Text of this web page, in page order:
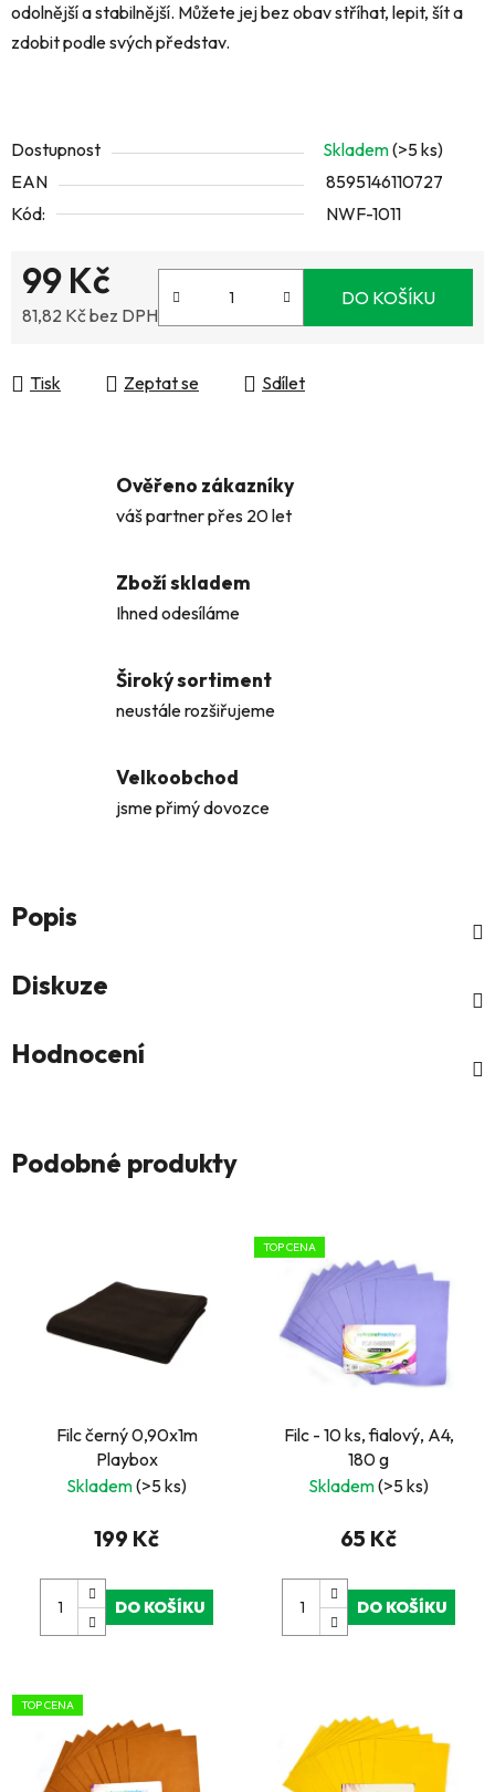
odolnější a stabilnější. Můžete jej bez obav stříhat, lepit, šít a
zdobit podle svých představ.
Dostupnost Skladem(>5 ks)
EAN
8595146110727
Kód:
NWF-1011
99 Kč
81,82 Kč bez DPH
DO KOŠÍKU
Tisk Zeptat se Sdílet
Ověřeno zákazníky
váš partner přes 20 let
Zboží skladem
Ihned odesíláme
Široký sortiment
neustále rozšiřujeme
Velkoobchod
jsme přimý dovozce
Popis
Diskuze
Hodnocení
Podobné produkty
Filc černý 0,90x1m
Playbox
Skladem(>5 ks)
199 Kč
DO KOŠÍKU
TOP CENA
Filc - 10 ks, fialový, A4,
180 g
Skladem(>5 ks)
65 Kč
DO KOŠÍKU
TOP CENA